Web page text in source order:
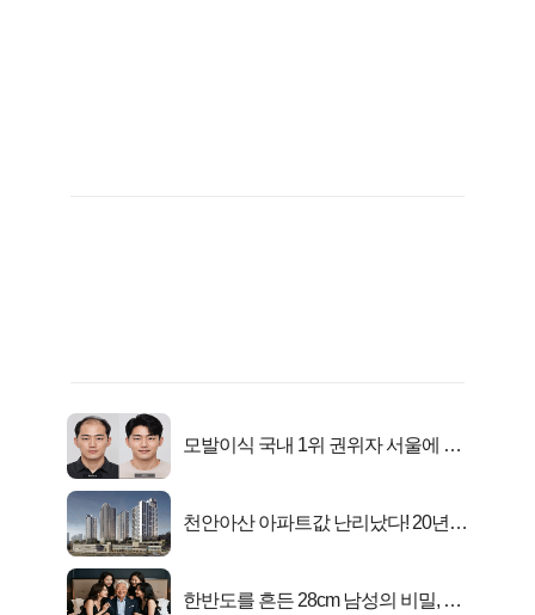
모발이식 국내 1위 권위자 서울에 있
천안아산 아파트값 난리났다! 20년
한반도를 흔든 28cm 남성의 비밀, 매